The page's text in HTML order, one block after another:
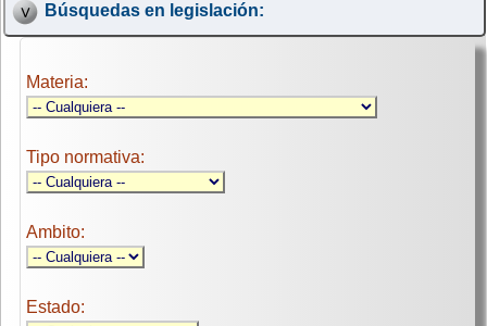
Búsquedas en legislación:
Materia:
Tipo normativa:
Ambito:
Estado: